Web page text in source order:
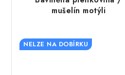
mušelín motýli
NELZE NA DOBÍRKU